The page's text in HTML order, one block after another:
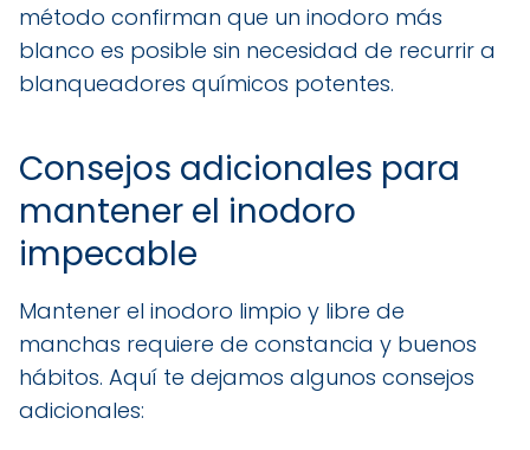
método confirman que un inodoro más
blanco es posible sin necesidad de recurrir a
blanqueadores químicos potentes.
Consejos adicionales para
mantener el inodoro
impecable
Mantener el inodoro limpio y libre de
manchas requiere de constancia y buenos
hábitos. Aquí te dejamos algunos consejos
adicionales: